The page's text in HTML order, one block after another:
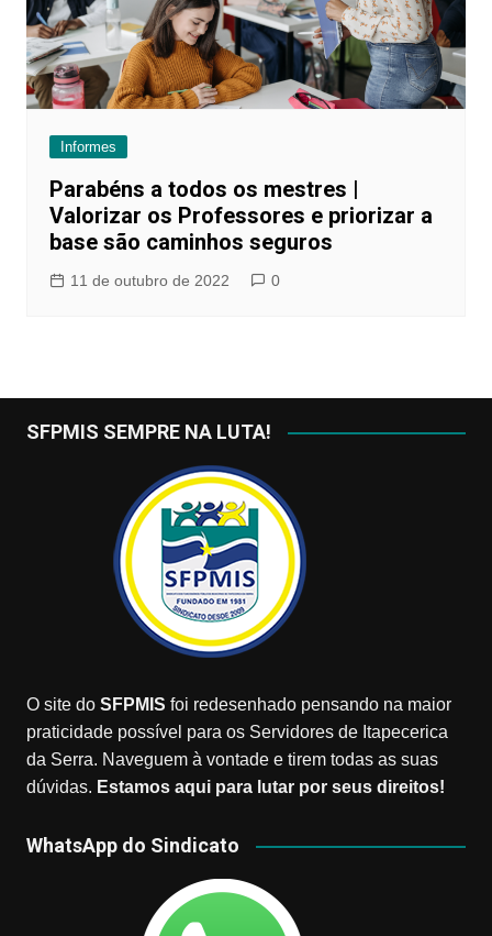
Informes
Parabéns a todos os mestres |
Valorizar os Professores e priorizar a
base são caminhos seguros
11 de outubro de 2022 0
SFPMIS SEMPRE NA LUTA!
O site do SFPMIS foi redesenhado pensando na maior
praticidade possível para os Servidores de Itapecerica
da Serra. Naveguem à vontade e tirem todas as suas
dúvidas. Estamos aqui para lutar por seus direitos!
WhatsApp do Sindicato